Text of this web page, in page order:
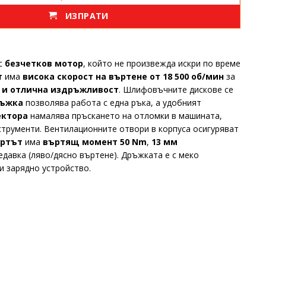
ИЗПРАТИ
безчетков мотор, който не произвежда искри по време
има висока скорост на въртене от 18 500 об/мин за
отлична издръжливост. Шлифовъчните дискове се
позволява работа с една ръка, а удобният
намалява пръскането на отломки в машината,
Вентилационните отвори в корпуса осигуряват
има въртящ момент 50 Nm, 13 мм
(ляво/дясно въртене). Дръжката е с меко
и зарядно устройство.